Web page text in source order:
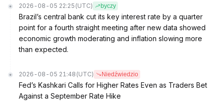
2026-08-05 22:25 (UTC) byczy
Brazil’s central bank cut its key interest rate by a quarter
point for a fourth straight meeting after new data showed
economic growth moderating and inflation slowing more
than expected.
2026-08-05 21:48 (UTC) Niedźwiedzio
Fed’s Kashkari Calls for Higher Rates Even as Traders Bet
Against a September Rate Hike